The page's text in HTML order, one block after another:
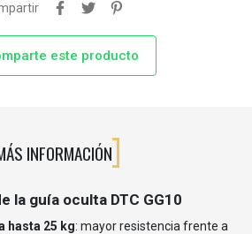
este producto
INFORMACIÓN
la guía oculta DTC GG10
hasta 25 kg: mayor resistencia frente a